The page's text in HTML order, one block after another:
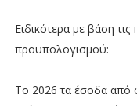
Ειδικότερα με βάση
προϋπολογισμού:
Το 2026 τα έσοδα από